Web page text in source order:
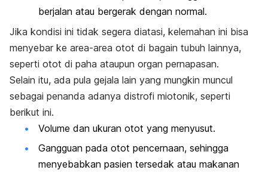
berjalan atau bergerak dengan normal.
Jika kondisi ini tidak segera diatasi, kelemahan ini bisa
menyebar ke area-area otot di bagain tubuh lainnya,
seperti otot di paha ataupun organ pernapasan.
Selain itu, ada pula gejala lain yang mungkin muncul
sebagai penanda adanya distrofi miotonik, seperti
berikut ini.
Volume dan ukuran otot yang menyusut.
Gangguan pada otot pencernaan, sehingga
menyebabkan pasien tersedak atau makanan